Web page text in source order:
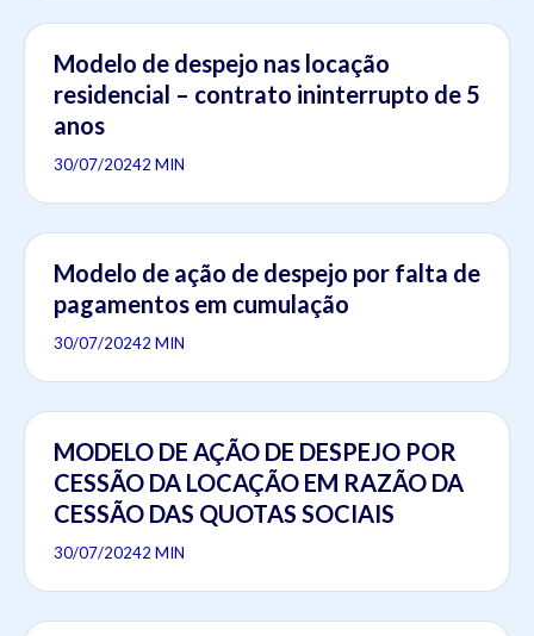
Modelo de despejo nas locação
residencial – contrato ininterrupto de 5
anos
30/07/20242 MIN
Modelo de ação de despejo por falta de
pagamentos em cumulação
30/07/20242 MIN
MODELO DE AÇÃO DE DESPEJO POR
CESSÃO DA LOCAÇÃO EM RAZÃO DA
CESSÃO DAS QUOTAS SOCIAIS
30/07/20242 MIN